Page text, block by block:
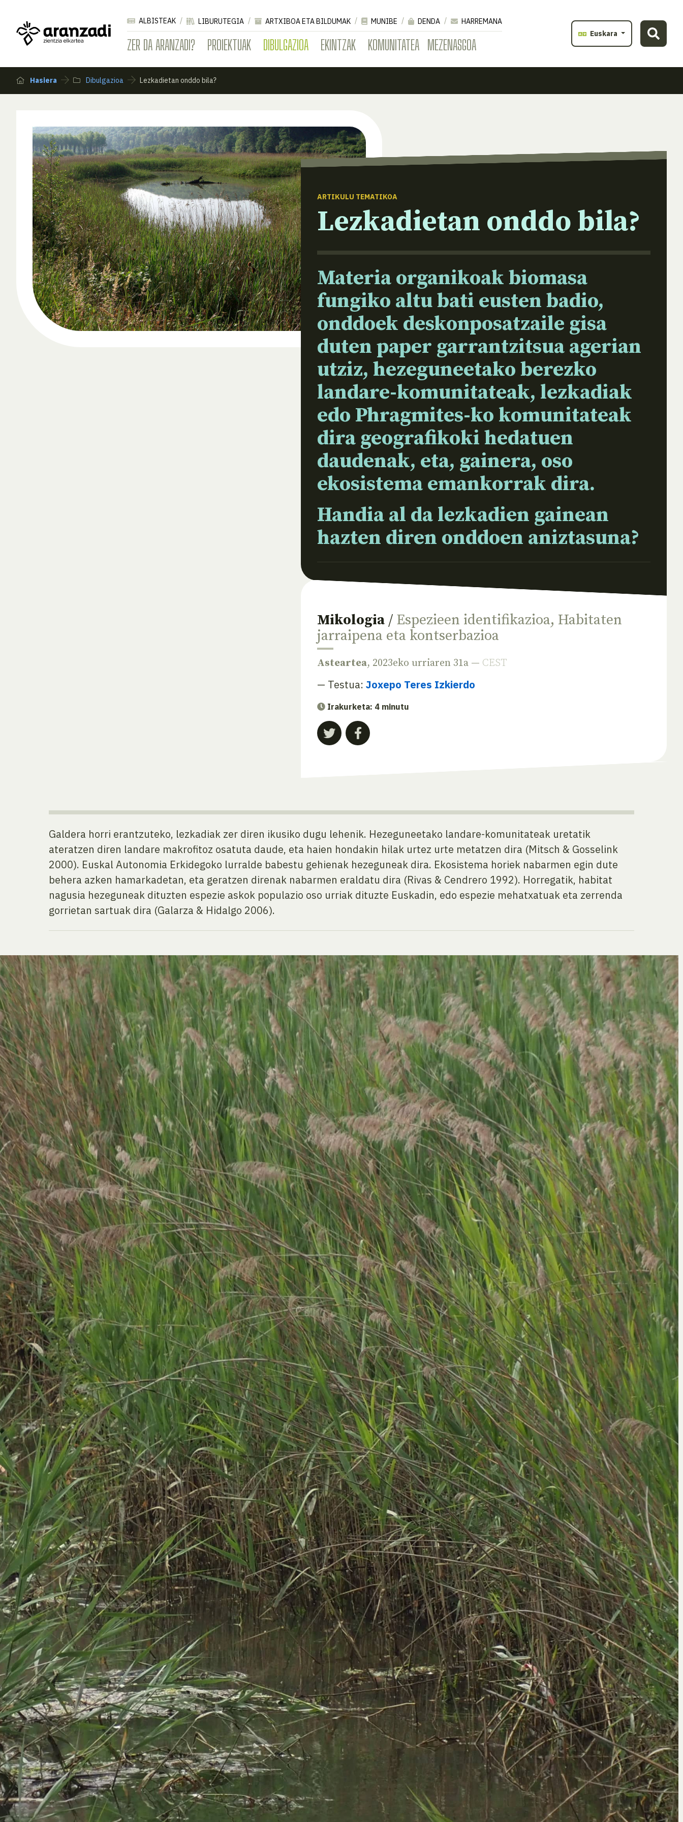
ZER DA ARANZADI? PROIEKTUAK DIBULGAZIOA EKINTZAK KOMUNITATEA MEZENASGOA
ALBISTEAK LIBURUTEGIA ARTXIBOA ETA BILDUMAK MUNIBE DENDA
HARREMANA
Euskara
Hasiera Dibulgazioa Lezkadietan onddo bila?
ARTIKULU TEMATIKOA
Lezkadietan onddo bila?
Materia organikoak biomasa
fungiko altu bati eusten badio,
onddoek deskonposatzaile gisa
duten paper garrantzitsua agerian
utziz, hezeguneetako berezko
landare-komunitateak, lezkadiak
edo Phragmites-ko komunitateak
dira geografikoki hedatuen
daudenak, eta, gainera, oso
ekosistema emankorrak dira.
Handia al da lezkadien gainean
hazten diren onddoen aniztasuna?
Mikologia / Espezieen identifikazioa, Habitaten
jarraipena eta kontserbazioa
Asteartea, 2023eko urriaren 31a — CEST
— Testua: Joxepo Teres Izkierdo
Irakurketa: 4 minutu
Galdera horri erantzuteko, lezkadiak zer diren ikusiko dugu lehenik. Hezeguneetako landare-komunitateak uretatik
ateratzen diren landare makrofitoz osatuta daude, eta haien hondakin hilak urtez urte metatzen dira (Mitsch & Gosselink
2000). Euskal Autonomia Erkidegoko lurralde babestu gehienak hezeguneak dira. Ekosistema horiek nabarmen egin dute
behera azken hamarkadetan, eta geratzen direnak nabarmen eraldatu dira (Rivas & Cendrero 1992). Horregatik, habitat
nagusia hezeguneak dituzten espezie askok populazio oso urriak dituzte Euskadin, edo espezie mehatxatuak eta zerrenda
gorrietan sartuak dira (Galarza & Hidalgo 2006).